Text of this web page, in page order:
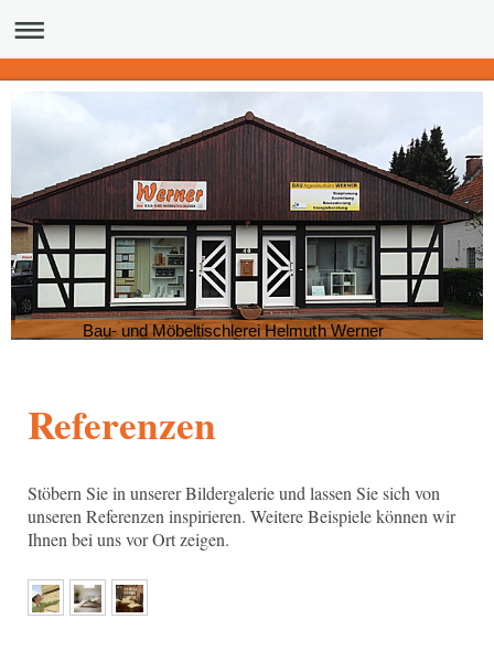
Bau- und Möbeltischlerei Helmuth Werner
Referenzen
Stöbern Sie in unserer Bildergalerie und lassen Sie sich von
unseren Referenzen inspirieren. Weitere Beispiele können wir
Ihnen bei uns vor Ort zeigen.